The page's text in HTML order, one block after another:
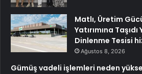
Matlı, Üretim
Yatırımına
Dinlenme Tesisi
Ağustos 8, 2026
Gümüş vadeli işlemleri neden